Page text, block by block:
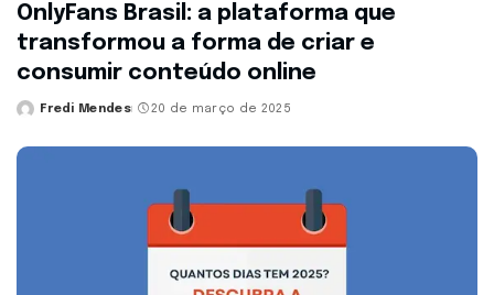
OnlyFans Brasil: a plataforma que
transformou a forma de criar e
consumir conteúdo online
Posted
Fredi Mendes 20 de março de 2025